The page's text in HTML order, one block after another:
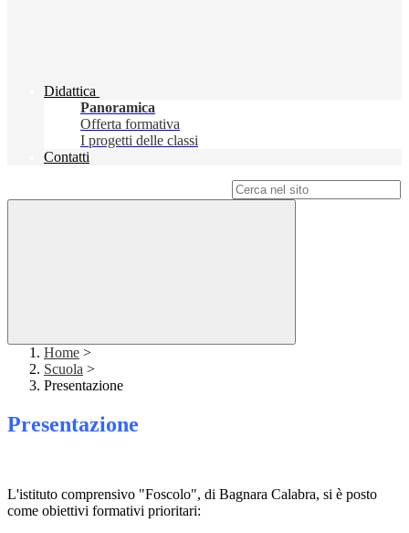
Didattica
Panoramica
Offerta formativa
I progetti delle classi
Contatti
Home >
Scuola >
Presentazione
Presentazione
L'istituto comprensivo "Foscolo", di Bagnara Calabra, si è posto
come obiettivi formativi prioritari: